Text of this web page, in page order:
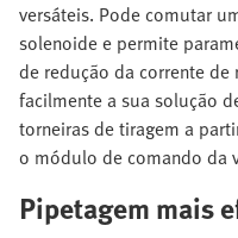
versáteis. Pode comutar
solenoide e permite
de redução da corrente
facilmente a sua solução
torneiras de tiragem a
o módulo de comando da
Pipetagem mais